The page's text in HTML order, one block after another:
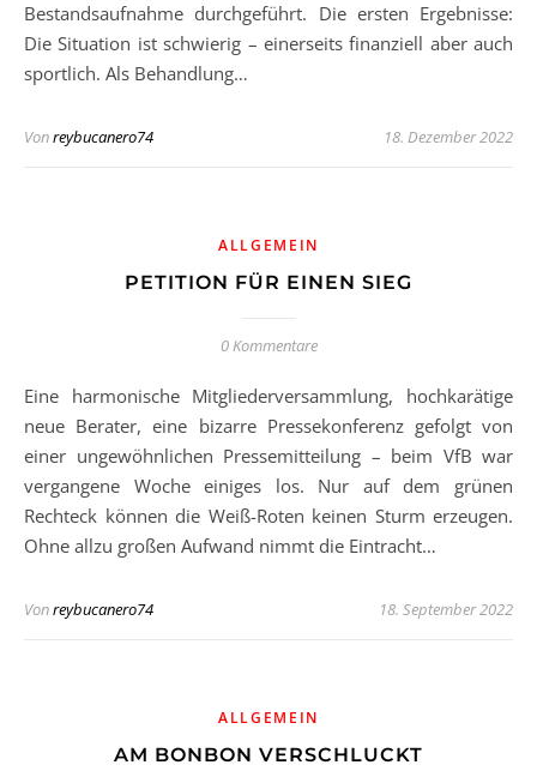
Bestandsaufnahme durchgeführt. Die ersten Ergebnisse:
Die Situation ist schwierig – einerseits finanziell aber auch
sportlich. Als Behandlung…
Vonreybucanero74 18. Dezember 2022
ALLGEMEIN
PETITION FÜR EINEN SIEG
0 Kommentare
Eine harmonische Mitgliederversammlung, hochkarätige
neue Berater, eine bizarre Pressekonferenz gefolgt von
einer ungewöhnlichen Pressemitteilung – beim VfB war
vergangene Woche einiges los. Nur auf dem grünen
Rechteck können die Weiß-Roten keinen Sturm erzeugen.
Ohne allzu großen Aufwand nimmt die Eintracht…
Vonreybucanero74 18. September 2022
ALLGEMEIN
AM BONBON VERSCHLUCKT